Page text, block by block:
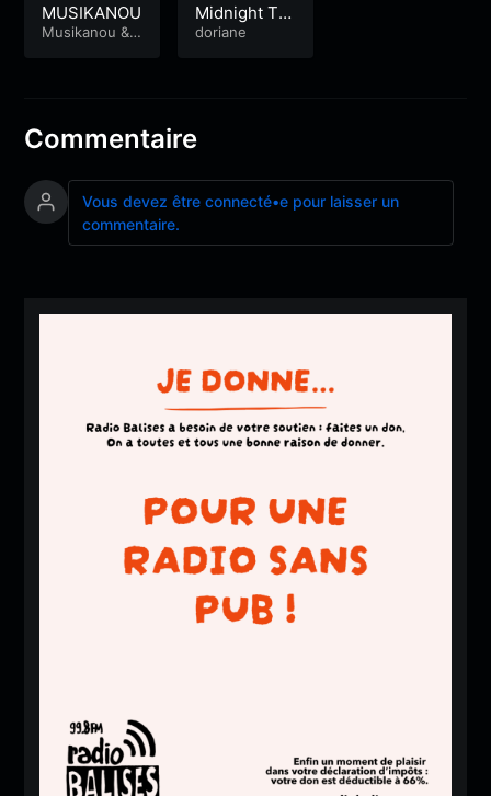
MUSIKANOU
Musikanou &
Midnight Tal
k dans Musi
doriane
Commentaire
Vous devez être connecté•e pour laisser un
commentaire.